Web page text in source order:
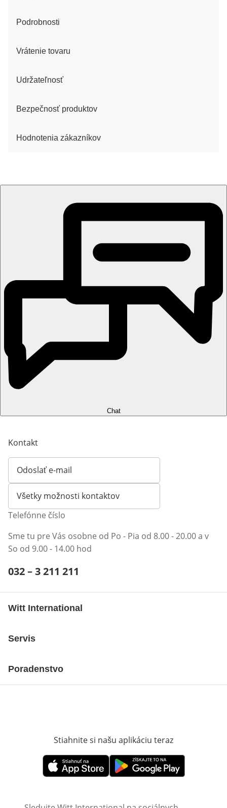
Podrobnosti
Vrátenie tovaru
Udržateľnosť
Bezpečnosť produktov
Hodnotenia zákazníkov
Chat
Kontakt
Odoslať e-mail
Otvorí e-mailového klienta
Všetky možnosti kontaktov
Telefónne číslo
Sme tu pre Vás osobne od Po - Pia od 8.00 - 20.00 a v
So od 9.00 - 14.00 hod
Telefónne číslo:
032 – 3 211 211
Witt International
Servis
Poradenstvo
Stiahnite si našu aplikáciu teraz
Otvorí sa vnovom okneOtvorí sa vnovom okne